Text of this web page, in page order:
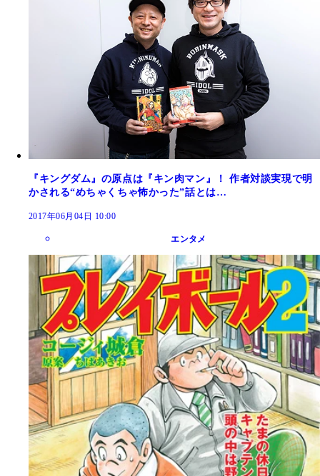
『キングダム』の原点は『キン肉マン』！ 作者対談実現で明
かされる“めちゃくちゃ怖かった”話とは…
2017年06月04日 10:00
エンタメ